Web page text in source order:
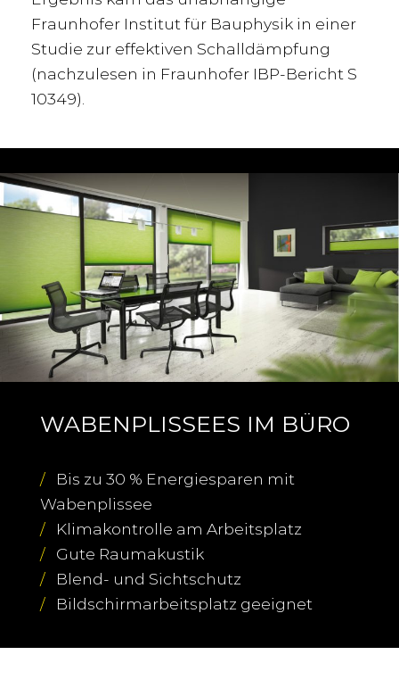
Fraunhofer Institut für Bauphysik in einer
Studie zur effektiven Schalldämpfung
(nachzulesen in Fraunhofer IBP-Bericht S
10349).
WABENPLISSEES IM BÜRO
/
Bis zu 30 % Energiesparen mit
Wabenplissee
/
Klimakontrolle am Arbeitsplatz
/ Gute Raumakustik
/
Blend- und Sichtschutz
/
Bildschirmarbeitsplatz geeignet